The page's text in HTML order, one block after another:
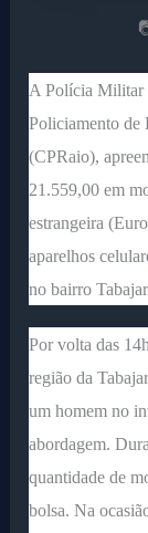
A Polícia Militar
Policiamento de
(CPRaio),
21.559,00 em
estrangeira
aparelhos
no bairro
Por volta das
região da
um homem no
abordagem.
quantidade de
bolsa. Na